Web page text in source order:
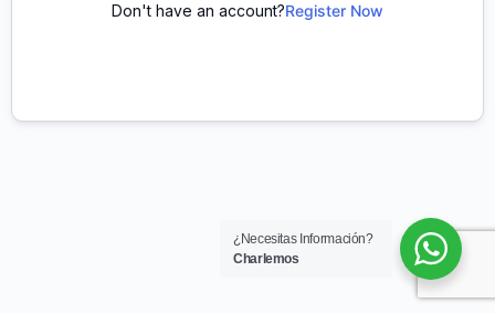
Don't have an account?Register Now
¿Necesitas Información?
Charlemos